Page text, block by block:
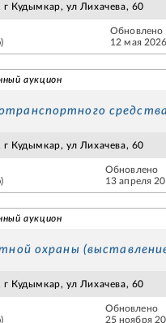
Кудымкар, ул Лихачева, 60
Обновлено
12 мая 2026
аукцион
Кудымкар, ул Лихачева, 60
Обновлено
13 апреля
аукцион
охраны
Кудымкар, ул Лихачева, 60
Обновлено
25 ноября